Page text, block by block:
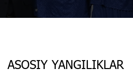
ASOSIY YANGILIKLAR